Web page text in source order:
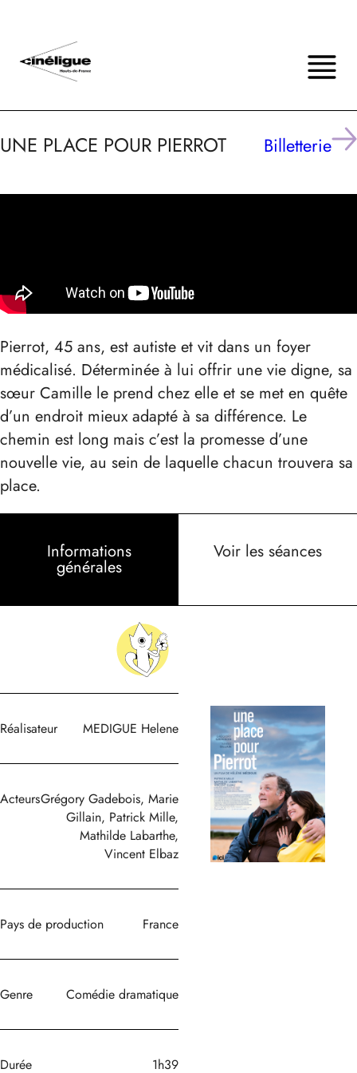
UNE PLACE POUR PIERROT Billetterie
Pierrot, 45 ans, est autiste et vit dans un foyer
médicalisé. Déterminée à lui offrir une vie digne, sa
sœur Camille le prend chez elle et se met en quête
d’un endroit mieux adapté à sa différence. Le
chemin est long mais c’est la promesse d’une
nouvelle vie, au sein de laquelle chacun trouvera sa
place.
Informations
générales
Voir les séances
Réalisateur MEDIGUE Helene
ActeursGrégory Gadebois, Marie
Gillain, Patrick Mille,
Mathilde Labarthe,
Vincent Elbaz
Pays de production France
Genre Comédie dramatique
Durée 1h39